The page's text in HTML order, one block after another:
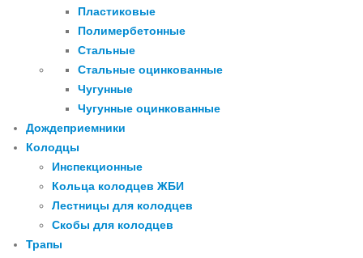
Пластиковые
Полимербетонные
Стальные
Стальные оцинкованные
Чугунные
Чугунные оцинкованные
Дождеприемники
Колодцы
Инспекционные
Кольца колодцев ЖБИ
Лестницы для колодцев
Скобы для колодцев
Трапы